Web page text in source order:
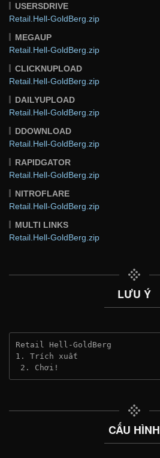
USERSDRIVE
Retail.Hell-GoldBerg.zip
MEGAUP
Retail.Hell-GoldBerg.zip
CLICKNUPLOAD
Retail.Hell-GoldBerg.zip
DAILYUPLOAD
Retail.Hell-GoldBerg.zip
DDOWNLOAD
Retail.Hell-GoldBerg.zip
RAPIDGATOR
Retail.Hell-GoldBerg.zip
NITROFLARE
Retail.Hell-GoldBerg.zip
MULTI LINKS
Retail.Hell-GoldBerg.zip
LƯU Ý
Retail Hell-GoldBerg
1. Trích xuất
2. Chơi!
CẤU HÌNH